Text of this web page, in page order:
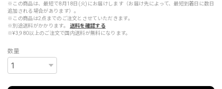
※この商品は、最短で8月18日(火)にお届けします（お届け先によって、最短到着日に数日
追加される場合があります）。
※この商品は2点までのご注文とさせていただきます。
※別途送料がかかります。
送料を確認する
※¥3,980以上のご注文で国内送料が無料になります。
数量